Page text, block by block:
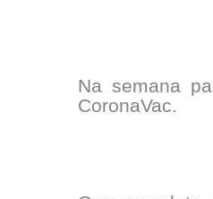
Na semana
CoronaVac.